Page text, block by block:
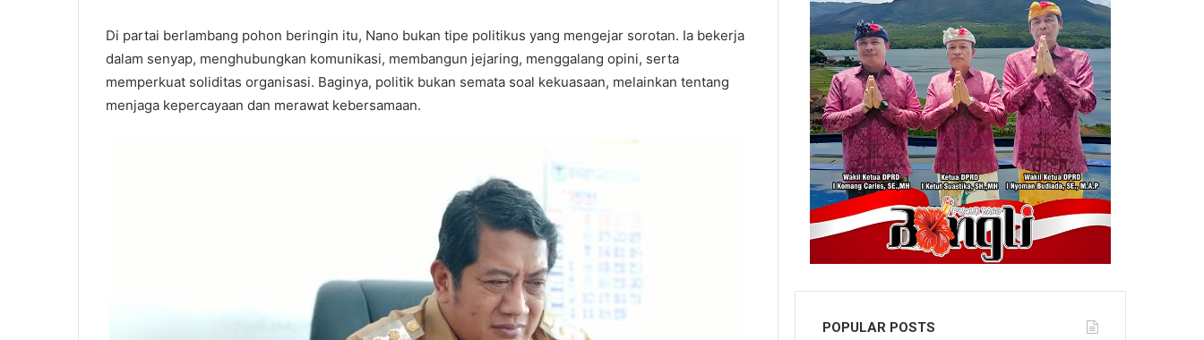
Di partai berlambang pohon beringin itu, Nano bukan tipe politikus yang mengejar sorotan. Ia bekerja
dalam senyap, menghubungkan komunikasi, membangun jejaring, menggalang opini, serta
memperkuat soliditas organisasi. Baginya, politik bukan semata soal kekuasaan, melainkan tentang
menjaga kepercayaan dan merawat kebersamaan.
POPULAR POSTS